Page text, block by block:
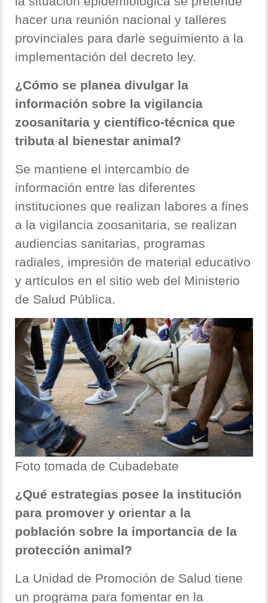
hacer una reunión nacional y talleres
provinciales para darle seguimiento a la
implementación del decreto ley.
¿Cómo se planea divulgar la
información sobre la vigilancia
zoosanitaria y científi­co-técnica que
tributa al bienestar animal?
Se mantiene el intercambio de
información entre las diferentes
instituciones que realizan labores a fines
a la vigilancia zoosanitaria, se realizan
audiencias sanitarias, programas
radiales, impresión de material educativo
y artículos en el sitio web del Ministerio
de Salud Pública.
Foto tomada de Cubadebate
¿Qué estrategias posee la institución
para promover y orientar a la
población sobre la importancia de la
protección animal?
La Unidad de Promoción de Salud tiene
un programa para fomentar en la